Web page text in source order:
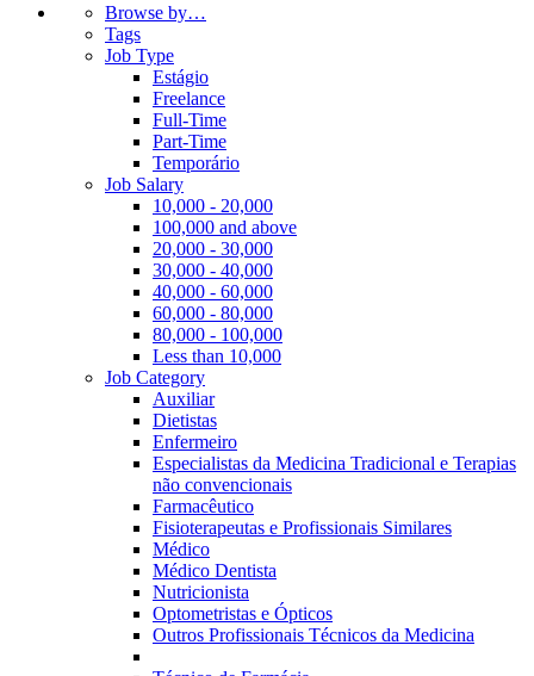
Browse by…
Tags
Job Type
Estágio
Freelance
Full-Time
Part-Time
Temporário
Job Salary
10,000 - 20,000
100,000 and above
20,000 - 30,000
30,000 - 40,000
40,000 - 60,000
60,000 - 80,000
80,000 - 100,000
Less than 10,000
Job Category
Auxiliar
Dietistas
Enfermeiro
Especialistas da Medicina Tradicional e Terapias
não convencionais
Farmacêutico
Fisioterapeutas e Profissionais Similares
Médico
Médico Dentista
Nutricionista
Optometristas e Ópticos
Outros Profissionais Técnicos da Medicina